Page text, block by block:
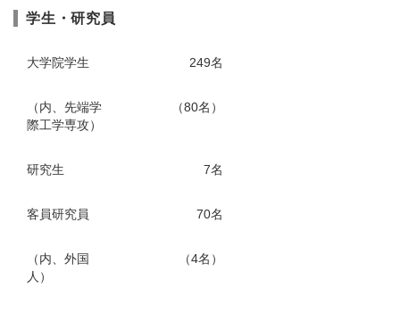
学生・研究員
大学院学生 249名
（内、先端学
際工学専攻）
（80名）
研究生 7名
客員研究員 70名
（内、外国
人）
（4名）